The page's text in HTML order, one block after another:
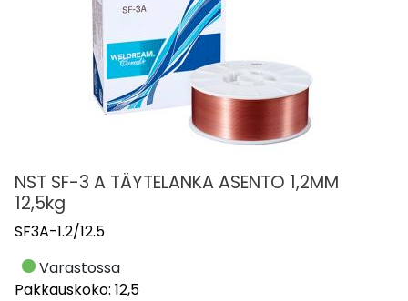
NST SF-3 A TÄYTELANKA ASENTO 1,2MM
12,5kg
SF3A-1.2/12.5
Varastossa
Pakkauskoko: 12,5